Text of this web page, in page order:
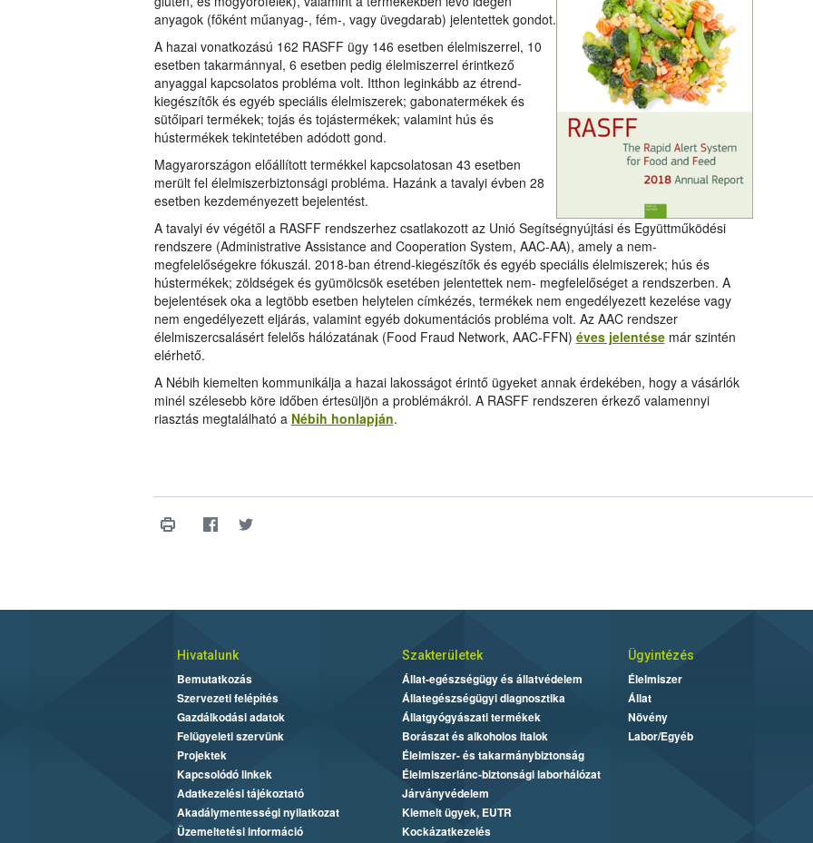
anyagok (főként műanyag-, fém-, vagy üvegdarab) jelentettek gondot.
A hazai vonatkozású 162 RASFF ügy 146 esetben élelmiszerrel, 10
esetben takarmánnyal, 6 esetben pedig élelmiszerrel érintkező
anyaggal kapcsolatos probléma volt. Itthon leginkább az étrend-
kiegészítők és egyéb speciális élelmiszerek; gabonatermékek és
sütőipari termékek; tojás és tojástermékek; valamint hús és
hústermékek tekintetében adódott gond.
Magyarországon előállított termékkel kapcsolatosan 43 esetben
merült fel élelmiszerbiztonsági probléma. Hazánk a tavalyi évben 28
esetben kezdeményezett bejelentést.
A tavalyi év végétől a RASFF rendszerhez csatlakozott az Unió Segítségnyújtási és Együttműködési
rendszere (Administrative Assistance and Cooperation System, AAC-AA), amely a nem-
megfelelőségekre fókuszál. 2018-ban étrend-kiegészítők és egyéb speciális élelmiszerek; hús és
hústermékek; zöldségek és gyümölcsök esetében jelentettek nem- megfelelőséget a rendszerben. A
bejelentések oka a legtöbb esetben helytelen címkézés, termékek nem engedélyezett kezelése vagy
nem engedélyezett eljárás, valamint egyéb dokumentációs probléma volt. Az AAC rendszer
élelmiszercsalásért felelős hálózatának (Food Fraud Network, AAC-FFN) éves jelentésemár szintén
elérhető.
A Nébih kiemelten kommunikálja a hazai lakosságot érintő ügyeket annak érdekében, hogy a vásárlók
minél szélesebb köre időben értesüljön a problémákról. A RASFF rendszeren érkező valamennyi
riasztás megtalálható a Nébih honlapján.
Hivatalunk
Bemutatkozás
Szervezeti felépítés
Gazdálkodási adatok
Felügyeleti szervünk
Projektek
Kapcsolódó linkek
Adatkezelési tájékoztató
Akadálymentességi nyilatkozat
Üzemeltetési információ
Szakterületek
Állat-egészségügy és állatvédelem
Állategészségügyi diagnosztika
Állatgyógyászati termékek
Borászat és alkoholos italok
Élelmiszer- és takarmánybiztonság
Élelmiszerlánc-biztonsági laborhálózat
Járványvédelem
Kiemelt ügyek, EUTR
Kockázatkezelés
Ügyintézés
Élelmiszer
Állat
Növény
Labor/Egyéb